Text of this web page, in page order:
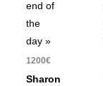
end of
the
day »
1200€
Sharon